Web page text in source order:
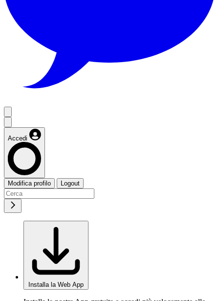
Accedi
Modifica profilo Logout
Installa la Web App